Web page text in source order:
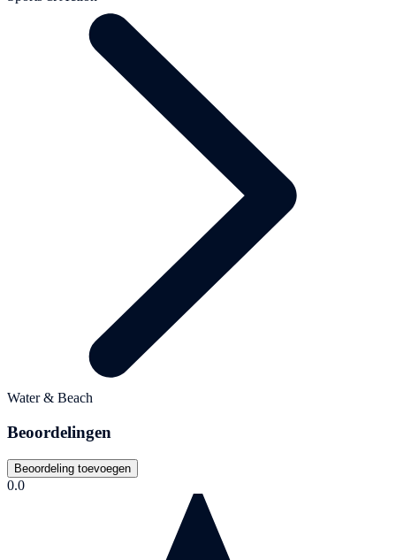
Water & Beach
Beoordelingen
Beoordeling toevoegen
0.0